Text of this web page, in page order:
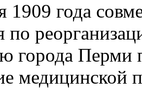
1909 года
по
города Перми
медицинской